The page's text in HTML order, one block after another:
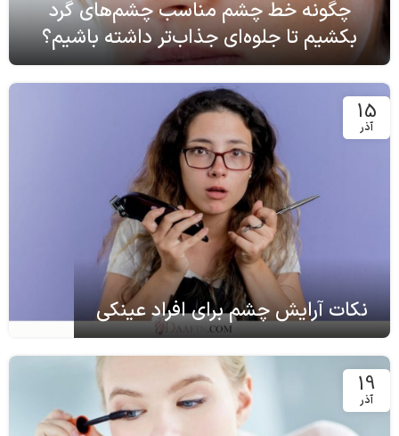
چگونه خط چشم مناسب چشم‌های گرد
بکشیم تا جلوه‌ای جذاب‌تر داشته باشیم؟
15
آذر
نکات آرایش چشم برای افراد عینکی
19
آذر